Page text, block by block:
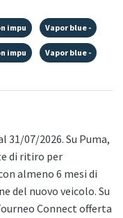
impu Vapor blue -
impu Vapor blue -
07/2026. Su Puma,
di ritiro per
almeno 6 mesi di
del nuovo veicolo. Su
Connect offerta